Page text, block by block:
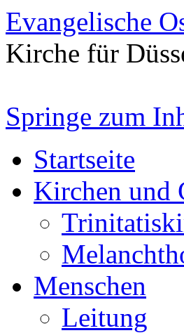
Evangelische
Kirche für
Springe zum
Startseite
Kirchen und
Menschen
Leitung